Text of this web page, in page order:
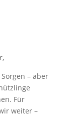
– aber
Für
weiter –